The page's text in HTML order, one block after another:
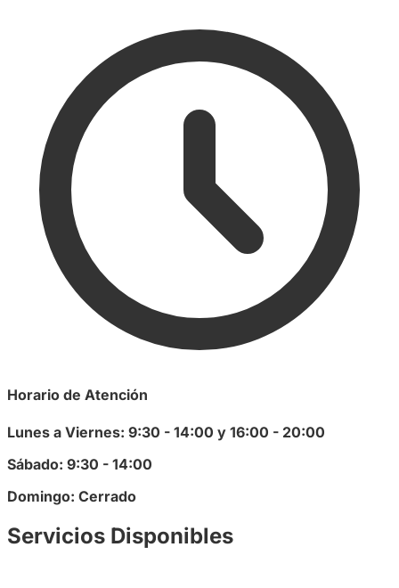
Horario de Atención
Lunes a Viernes: 9:30 - 14:00 y 16:00 - 20:00
Sábado: 9:30 - 14:00
Domingo: Cerrado
Servicios Disponibles